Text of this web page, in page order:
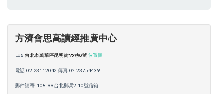
方濟會思高讀經推廣中心
108 台北市萬華區昆明街96巷8號位置圖
電話:02-23112042 傳真:02-23754439
郵件請寄: 108-99 台北郵局2-10號信箱